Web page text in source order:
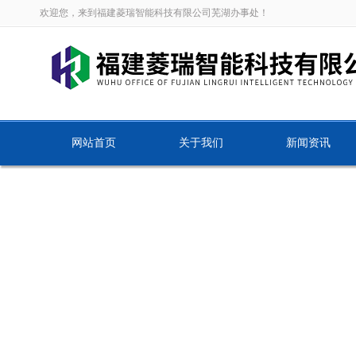
欢迎您，来到福建菱瑞智能科技有限公司芜湖办事处！
网站首页 关于我们 新闻资讯